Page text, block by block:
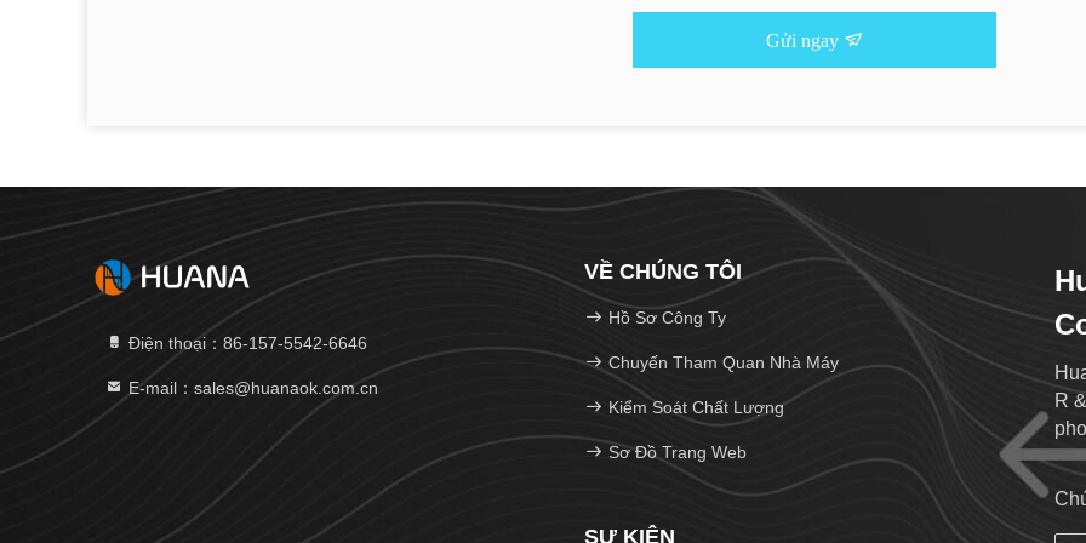
Gửi ngay
Điện thoại：86-157-5542-6646
E-mail：sales@huanaok.com.cn
VỀ CHÚNG TÔI
Hồ Sơ Công Ty
Chuyến Tham Quan Nhà Máy
Kiểm Soát Chất Lượng
Sơ Đồ Trang Web
SỰ KIỆN
R